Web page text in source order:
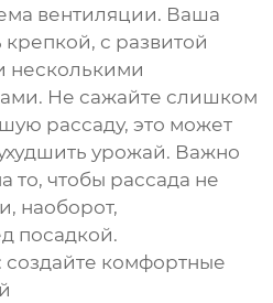
вентиляции. Ваша
с развитой
несколькими
Не сажайте слишком
рассаду, это может
урожай. Важно
то, чтобы рассада не
наоборот,
посадкой.
создайте комфортные